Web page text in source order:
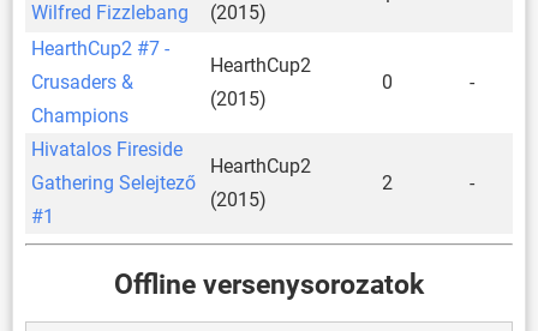
Wilfred Fizzlebang
(2015)
HearthCup2 #7 -
Crusaders &
Champions
HearthCup2
(2015)
0 -
Hivatalos Fireside
Gathering Selejtező
#1
HearthCup2
(2015)
2 -
Offline versenysorozatok